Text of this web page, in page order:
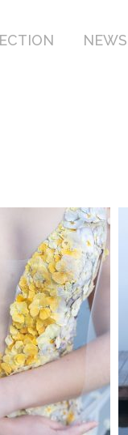
NEWS